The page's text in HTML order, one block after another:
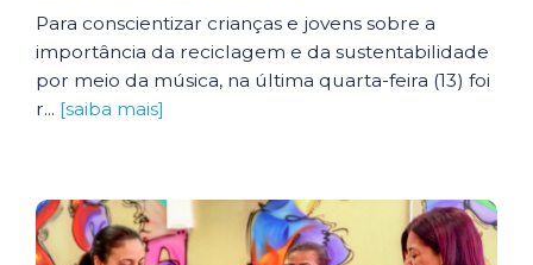
Para conscientizar crianças e jovens sobre a
importância da reciclagem e da sustentabilidade
por meio da música, na última quarta-feira (13) foi
r... [saiba mais]